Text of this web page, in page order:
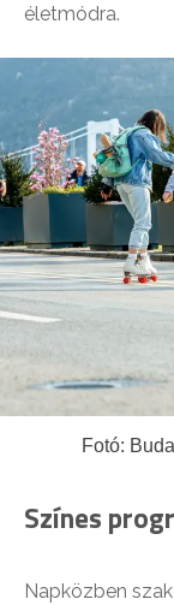
életmódra.
Fotó:
Színes
Napközben